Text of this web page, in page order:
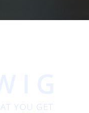
YOU GET